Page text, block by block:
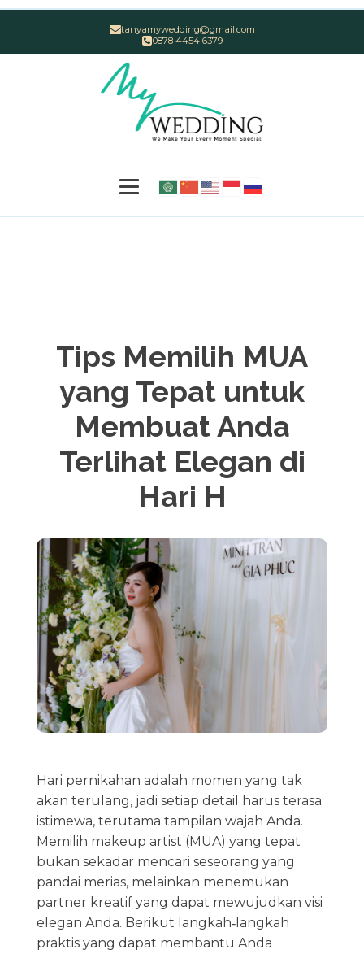
tanyamywedding@gmail.com
0878 4454 6379
Tips Memilih MUA
yang Tepat untuk
Membuat Anda
Terlihat Elegan di
Hari H
Hari pernikahan adalah momen yang tak
akan terulang, jadi setiap detail harus terasa
istimewa, terutama tampilan wajah Anda.
Memilih makeup artist (MUA) yang tepat
bukan sekadar mencari seseorang yang
pandai merias, melainkan menemukan
partner kreatif yang dapat mewujudkan visi
elegan Anda. Berikut langkah‑langkah
praktis yang dapat membantu Anda